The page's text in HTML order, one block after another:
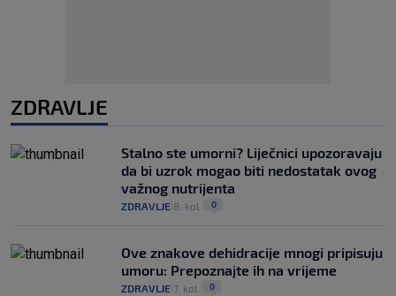
ZDRAVLJE
Stalno ste umorni? Liječnici upozoravaju
da bi uzrok mogao biti nedostatak ovog
važnog nutrijenta
ZDRAVLJE 8. kol. 0
Ove znakove dehidracije mnogi pripisuju
umoru: Prepoznajte ih na vrijeme
ZDRAVLJE 7. kol. 0